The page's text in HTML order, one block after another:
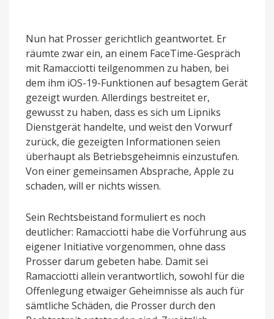
Nun hat Prosser gerichtlich geantwortet. Er
räumte zwar ein, an einem FaceTime-Gespräch
mit Ramacciotti teilgenommen zu haben, bei
dem ihm iOS-19-Funktionen auf besagtem Gerät
gezeigt wurden. Allerdings bestreitet er,
gewusst zu haben, dass es sich um Lipniks
Dienstgerät handelte, und weist den Vorwurf
zurück, die gezeigten Informationen seien
überhaupt als Betriebsgeheimnis einzustufen.
Von einer gemeinsamen Absprache, Apple zu
schaden, will er nichts wissen.
Sein Rechtsbeistand formuliert es noch
deutlicher: Ramacciotti habe die Vorführung aus
eigener Initiative vorgenommen, ohne dass
Prosser darum gebeten habe. Damit sei
Ramacciotti allein verantwortlich, sowohl für die
Offenlegung etwaiger Geheimnisse als auch für
sämtliche Schäden, die Prosser durch den